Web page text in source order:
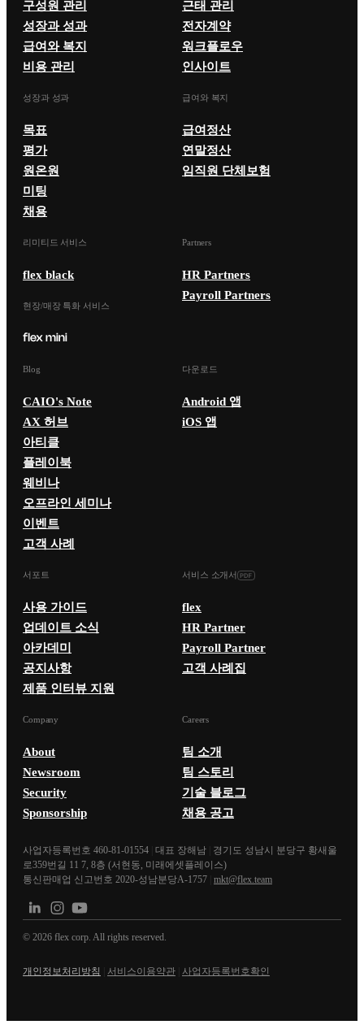
구성원 관리
성장과 성과
급여와 복지
비용 관리
근태 관리
전자계약
워크플로우
인사이트
성장과 성과
목표
평가
원온원
미팅
채용
급여와 복지
급여정산
연말정산
임직원 단체보험
리미티드 서비스
flex black
현장/매장 특화 서비스
Partners
HR Partners
Payroll Partners
Blog
CAIO's Note
AX 허브
아티클
플레이북
웨비나
오프라인 세미나
이벤트
고객 사례
다운로드
Android 앱
iOS 앱
서포트
사용 가이드
업데이트 소식
아카데미
공지사항
제품 인터뷰 지원
서비스 소개서
flex
HR Partner
Payroll Partner
고객 사례집
Company
About
Newsroom
Security
Sponsorship
Careers
팀 소개
팀 스토리
기술 블로그
채용 공고
사업자등록번호 460-81-01554 대표 장해남
경기도 성남시 분당구 황새울
로359번길 11 7, 8층 (서현동, 미래에셋플레이스)
통신판매업 신고번호 2020-성남분당A-1757 mkt@flex.team
© 2026 flex corp. All rights reserved.
개인정보처리방침 서비스이용약관 사업자등록번호확인